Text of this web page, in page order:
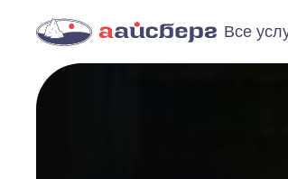
Все